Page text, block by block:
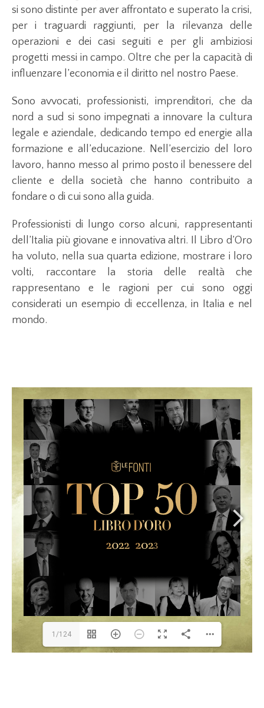
si sono distinte per aver affrontato e superato la crisi,
per i traguardi raggiunti, per la rilevanza delle
operazioni e dei casi seguiti e per gli ambiziosi
progetti messi in campo. Oltre che per la capacità di
influenzare l’economia e il diritto nel nostro Paese.
Sono avvocati, professionisti, imprenditori, che da
nord a sud si sono impegnati a innovare la cultura
legale e aziendale, dedicando tempo ed energie alla
formazione e all’educazione. Nell’esercizio del loro
lavoro, hanno messo al primo posto il benessere del
cliente e della società che hanno contribuito a
fondare o di cui sono alla guida.
Professionisti di lungo corso alcuni, rappresentanti
dell’Italia più giovane e innovativa altri. Il Libro d’Oro
ha voluto, nella sua quarta edizione, mostrare i loro
volti, raccontare la storia delle realtà che
rappresentano e le ragioni per cui sono oggi
considerati un esempio di eccellenza, in Italia e nel
mondo.
1/124